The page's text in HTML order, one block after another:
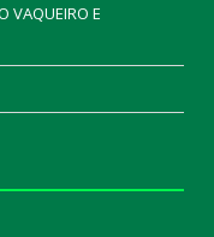
VAQUEIRO E